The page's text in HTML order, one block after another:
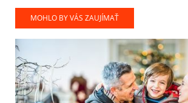
MOHLO BY VÁS ZAUJÍMAŤ